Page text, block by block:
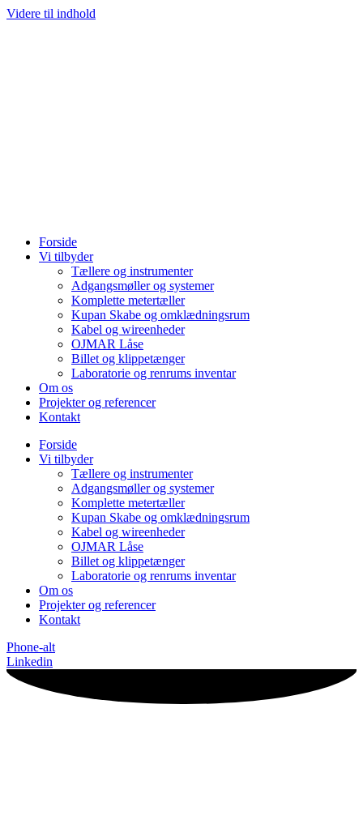
Videre til indhold
Forside
Vi tilbyder
Tællere og instrumenter
Adgangsmøller og systemer
Komplette metertæller
Kupan Skabe og omklædningsrum
Kabel og wireenheder
OJMAR Låse
Billet og klippetænger
Laboratorie og renrums inventar
Om os
Projekter og referencer
Kontakt
Forside
Vi tilbyder
Tællere og instrumenter
Adgangsmøller og systemer
Komplette metertæller
Kupan Skabe og omklædningsrum
Kabel og wireenheder
OJMAR Låse
Billet og klippetænger
Laboratorie og renrums inventar
Om os
Projekter og referencer
Kontakt
Phone-alt
Linkedin